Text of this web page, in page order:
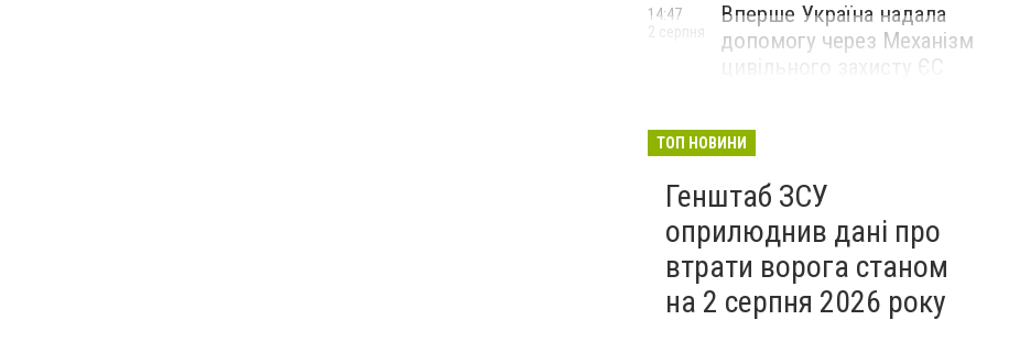
Вперше Україна надала
допомогу через Механізм
цивільного захисту ЄС
14:47
2 серпня
ТОП НОВИНИ
Генштаб ЗСУ
оприлюднив дані про
втрати ворога станом
на 2 серпня 2026 року